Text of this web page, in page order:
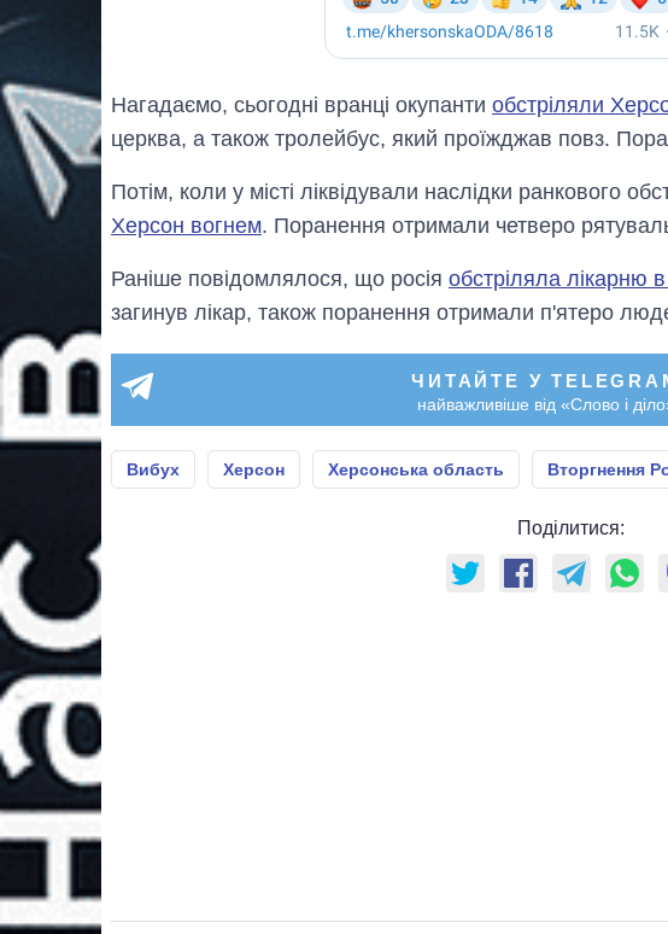
Нагадаємо, сьогодні вранці окупанти обстріляли
церква, а також тролейбус, який проїжджав повз.
Потім, коли у місті ліквідували наслідки ранкового
Херсон вогнем. Поранення отримали четверо
Раніше повідомлялося, що росія обстріляла лікарню
загинув лікар, також поранення отримали п'ятеро
ЧИТАЙТЕ У
найважливіше від «Слово і
Вибух Херсон Херсонська область Вторгнення
Поділитися: